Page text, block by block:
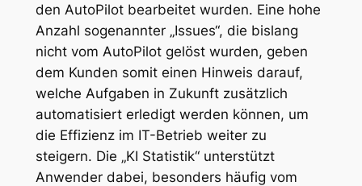
den AutoPilot bearbeitet wurden. Eine hohe
Anzahl sogenannter „Issues“, die bislang
nicht vom AutoPilot gelöst wurden, geben
dem Kunden somit einen Hinweis darauf,
welche Aufgaben in Zukunft zusätzlich
automatisiert erledigt werden können, um
die Effizienz im IT-Betrieb weiter zu
steigern. Die „KI Statistik“ unterstützt
Anwender dabei, besonders häufig vom